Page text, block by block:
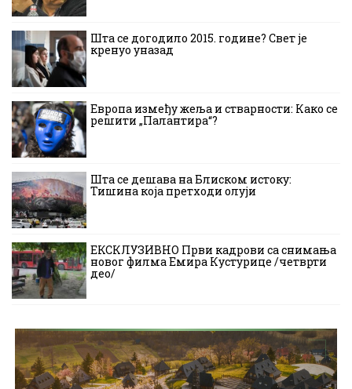
Шта се догодило 2015. године? Свет је
кренуо уназад
Европа између жеља и стварности: Како се
решити „Палантира“?
Шта се дешава на Блиском истоку:
Тишина која претходи олуји
ЕКСКЛУЗИВНО Први кадрови са снимања
новог филма Емира Кустурице /четврти
део/